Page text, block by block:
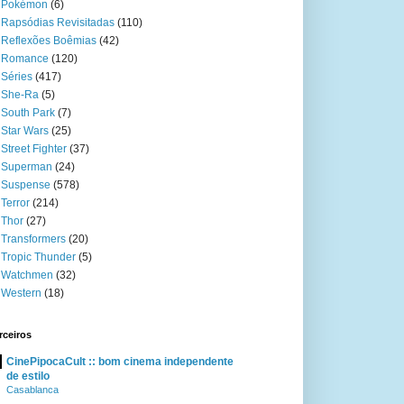
Pokémon (6)
Rapsódias Revisitadas (110)
Reflexões Boêmias (42)
Romance (120)
Séries (417)
She-Ra (5)
South Park (7)
Star Wars (25)
Street Fighter (37)
Superman (24)
Suspense (578)
Terror (214)
Thor (27)
Transformers (20)
Tropic Thunder (5)
Watchmen (32)
Western (18)
CinePipocaCult :: bom cinema independente
de estilo
Casablanca